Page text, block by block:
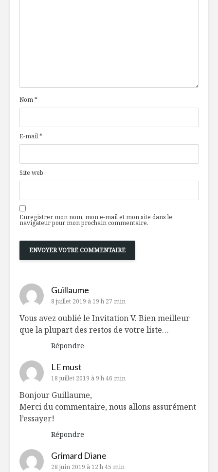
Nom*
E-mail*
Site web
Enregistrer mon nom, mon e-mail et mon site dans le
navigateur pour mon prochain commentaire.
Guillaume
8 juillet 2019 à 19 h 27 min
Vous avez oublié le Invitation V. Bien meilleur
que la plupart des restos de votre liste…
Répondre
LE must
18 juillet 2019 à 9 h 46 min
Bonjour Guillaume,
Merci du commentaire, nous allons assurément
l’essayer!
Répondre
Grimard Diane
28 juin 2019 à 12 h 45 min